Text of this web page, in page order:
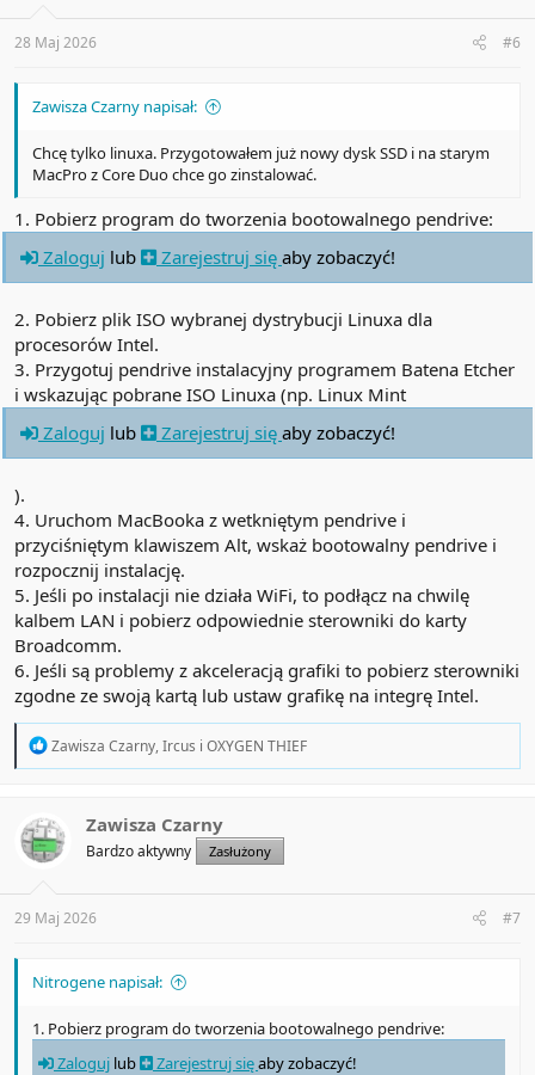
28 Maj 2026 #6
Zawisza Czarny napisał:
Chcę tylko linuxa. Przygotowałem już nowy dysk SSD i na starym
MacPro z Core Duo chce go zinstalować.
1. Pobierz program do tworzenia bootowalnego pendrive:
Zaloguj lub Zarejestruj się aby zobaczyć!
2. Pobierz plik ISO wybranej dystrybucji Linuxa dla
procesorów Intel.
3. Przygotuj pendrive instalacyjny programem Batena Etcher
i wskazując pobrane ISO Linuxa (np. Linux Mint
Zaloguj lub Zarejestruj się aby zobaczyć!
).
4. Uruchom MacBooka z wetkniętym pendrive i
przyciśniętym klawiszem Alt, wskaż bootowalny pendrive i
rozpocznij instalację.
5. Jeśli po instalacji nie działa WiFi, to podłącz na chwilę
kalbem LAN i pobierz odpowiednie sterowniki do karty
Broadcomm.
6. Jeśli są problemy z akceleracją grafiki to pobierz sterowniki
zgodne ze swoją kartą lub ustaw grafikę na integrę Intel.
R
t
i
o
s
:
Zawisza Czarny,Ircus i OXYGEN THIEF
Zawisza Czarny
Bardzo aktywny Zasłużony
29 Maj 2026 #7
Nitrogene napisał:
1. Pobierz program do tworzenia bootowalnego pendrive:
Zaloguj lub Zarejestruj sięaby zobaczyć!